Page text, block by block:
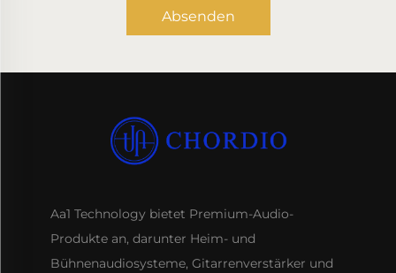
Absenden
Aa1 Technology bietet Premium-Audio-
Produkte an, darunter Heim- und
Bühnenaudiosysteme, Gitarrenverstärker und